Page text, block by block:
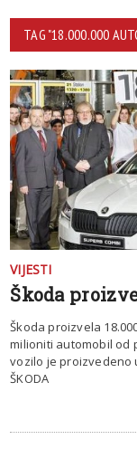
TAG "18.000.000
VIJESTI
Škoda
Škoda proizvela
milioniti automobil od
vozilo je proizvedeno
ŠKODA